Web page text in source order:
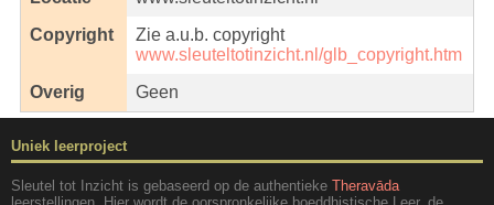
Copyright
Zie a.u.b. copyright
www.sleuteltotinzicht.nl/glb_copyright.htm
Overig
Geen
Uniek leerproject
Sleutel tot Inzicht is gebaseerd op de authentieke Theravāda